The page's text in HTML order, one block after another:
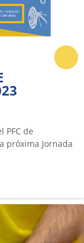
PFC de
próxima Jornada